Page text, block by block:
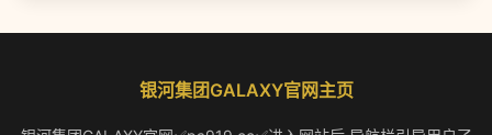
银河集团GALAXY官网主页